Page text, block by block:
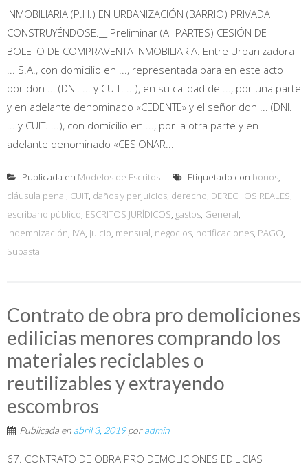
INMOBILIARIA (P.H.) EN URBANIZACIÓN (BARRIO) PRIVADA
CONSTRUYÉNDOSE.__ Preliminar (A- PARTES) CESIÓN DE
BOLETO DE COMPRAVENTA INMOBILIARIA. Entre Urbanizadora
... S.A., con domicilio en ..., representada para en este acto
por don ... (DNI. ... y CUIT. ...), en su calidad de ..., por una parte
y en adelante denominado «CEDENTE» y el señor don ... (DNI.
... y CUIT. ...), con domicilio en ..., por la otra parte y en
adelante denominado «CESIONAR...
Publicada en Modelos de Escritos Etiquetado con bonos,
cláusula penal, CUIT, daños y perjuicios, derecho, DERECHOS REALES,
escribano público, ESCRITOS JURÍDICOS, gastos, General,
indemnización, IVA, juicio, mensual, negocios, notificaciones, PAGO,
Subasta
Contrato de obra pro demoliciones
edilicias menores comprando los
materiales reciclables o
reutilizables y extrayendo
escombros
Publicada en abril 3, 2019poradmin
67. CONTRATO DE OBRA PRO DEMOLICIONES EDILICIAS